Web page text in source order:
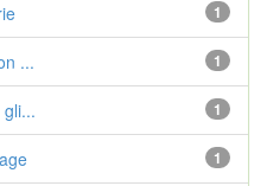
1
1
...
1
1